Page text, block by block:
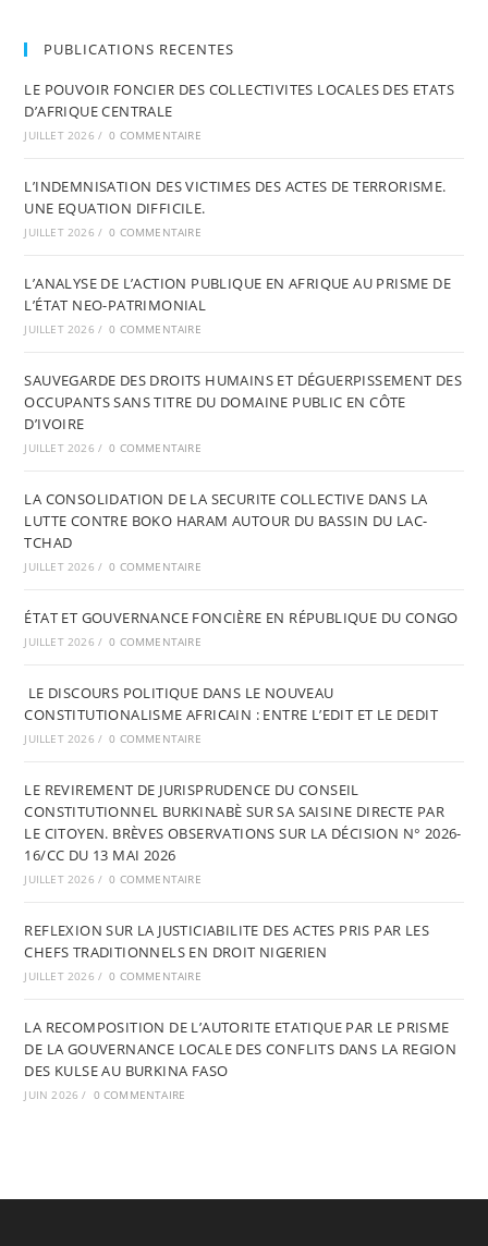
PUBLICATIONS RECENTES
LE POUVOIR FONCIER DES COLLECTIVITES LOCALES DES ETATS
D’AFRIQUE CENTRALE
JUILLET 2026 / 0 COMMENTAIRE
L’INDEMNISATION DES VICTIMES DES ACTES DE TERRORISME.
UNE EQUATION DIFFICILE.
JUILLET 2026 / 0 COMMENTAIRE
L’ANALYSE DE L’ACTION PUBLIQUE EN AFRIQUE AU PRISME DE
L’ÉTAT NEO-PATRIMONIAL
JUILLET 2026 / 0 COMMENTAIRE
SAUVEGARDE DES DROITS HUMAINS ET DÉGUERPISSEMENT DES
OCCUPANTS SANS TITRE DU DOMAINE PUBLIC EN CÔTE
D’IVOIRE
JUILLET 2026 / 0 COMMENTAIRE
LA CONSOLIDATION DE LA SECURITE COLLECTIVE DANS LA
LUTTE CONTRE BOKO HARAM AUTOUR DU BASSIN DU LAC-
TCHAD
JUILLET 2026 / 0 COMMENTAIRE
ÉTAT ET GOUVERNANCE FONCIÈRE EN RÉPUBLIQUE DU CONGO
JUILLET 2026 / 0 COMMENTAIRE
LE DISCOURS POLITIQUE DANS LE NOUVEAU
CONSTITUTIONALISME AFRICAIN : ENTRE L’EDIT ET LE DEDIT
JUILLET 2026 / 0 COMMENTAIRE
LE REVIREMENT DE JURISPRUDENCE DU CONSEIL
CONSTITUTIONNEL BURKINABÈ SUR SA SAISINE DIRECTE PAR
LE CITOYEN. BRÈVES OBSERVATIONS SUR LA DÉCISION N° 2026-
16/CC DU 13 MAI 2026
JUILLET 2026 / 0 COMMENTAIRE
REFLEXION SUR LA JUSTICIABILITE DES ACTES PRIS PAR LES
CHEFS TRADITIONNELS EN DROIT NIGERIEN
JUILLET 2026 / 0 COMMENTAIRE
LA RECOMPOSITION DE L’AUTORITE ETATIQUE PAR LE PRISME
DE LA GOUVERNANCE LOCALE DES CONFLITS DANS LA REGION
DES KULSE AU BURKINA FASO
JUIN 2026 / 0 COMMENTAIRE